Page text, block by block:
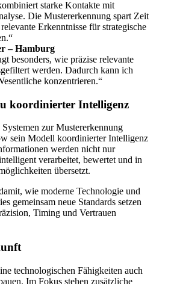
starke Kontakte mit
Die Mustererkennung spart Zeit
Erkenntnisse für strategische
– Hamburg
besonders, wie präzise relevante
werden. Dadurch kann ich
konzentrieren.“
koordinierter Intelligenz
zur Mustererkennung
sein Modell koordinierter Intelligenz
werden nicht nur
verarbeitet, bewertet und in
übersetzt.
wie moderne Technologie und
gemeinsam neue Standards setzen
Timing und Vertrauen
technologischen Fähigkeiten auch
Im Fokus stehen zusätzliche